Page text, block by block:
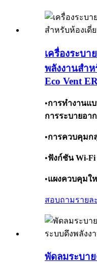
เครื่องระบ
พลังงานสำห
Eco Vent
•การทำงานแ
การระบายอา
•การควบคุมก
•ฟังก์ชัน Wi-Fi
•แผงควบคุมใ
สอบถามรายล
พัดลมระบา